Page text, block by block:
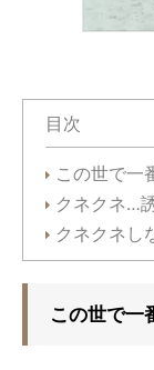
目次
この世で一
クネクネ…
クネクネし
この世で一